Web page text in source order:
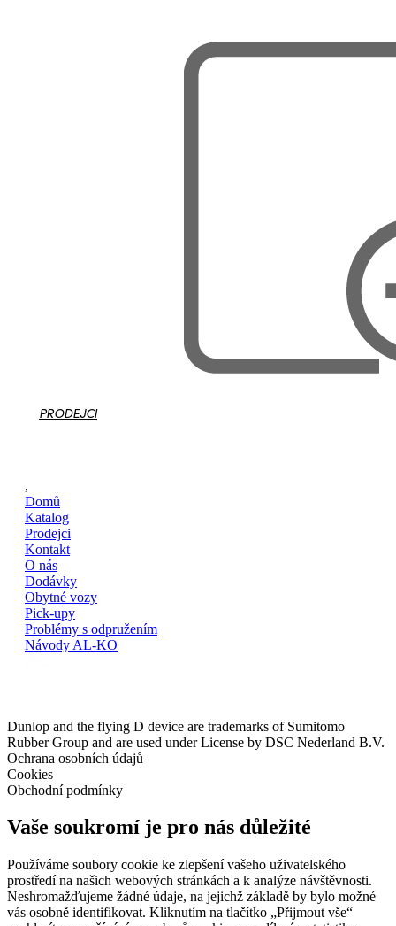
PRODEJCI
,
Domů
Katalog
Prodejci
Kontakt
O nás
Dodávky
Obytné vozy
Pick-upy
Problémy s odpružením
Návody AL-KO
Dunlop and the flying D device are trademarks of Sumitomo
Rubber Group and are used under License by DSC Nederland B.V.
Ochrana osobních údajů
Cookies
Obchodní podmínky
Vaše soukromí je pro nás důležité
Používáme soubory cookie ke zlepšení vašeho uživatelského
prostředí na našich webových stránkách a k analýze návštěvnosti.
Neshromažďujeme žádné údaje, na jejichž základě by bylo možné
vás osobně identifikovat. Kliknutím na tlačítko „Přijmout vše“